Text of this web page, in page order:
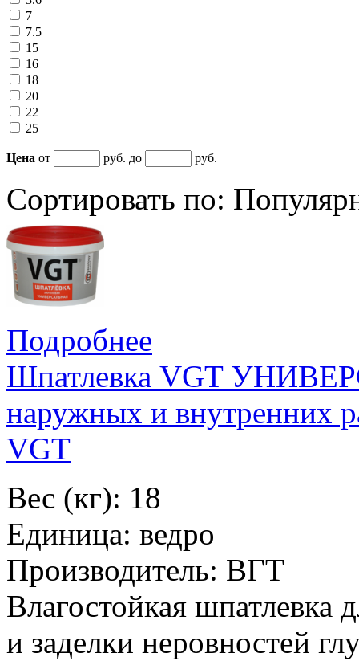
7
7.5
15
16
18
20
22
25
Цена от руб. до руб.
Сортировать по:
Подробнее
Шпатлевка VGT
наружных и внутренних
VGT
Вес (кг): 18
Единица: ведро
Производитель: ВГТ
Влагостойкая шпатлевка
и заделки неровностей